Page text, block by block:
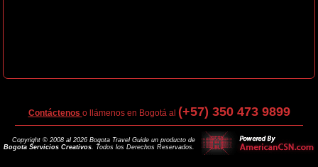
Contáctenos o llámenos en Bogotá al (+57) 350 473 9899
Copyright © 2008 al 2026 Bogota Travel Guide un producto de
Bogota Servicios Creativos. Todos los Derechos Reservados.